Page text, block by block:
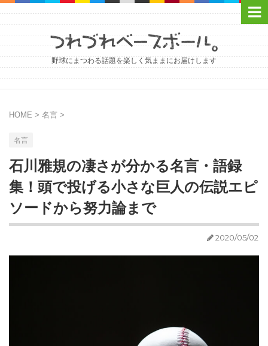
野球にまつわる話題を楽しく気ままにお届けします
HOME > 名言 >
名言
石川雅規の凄さが分かる名言・語録
集！頭で投げる小さな巨人の伝説エピ
ソードから努力論まで
2020/05/02